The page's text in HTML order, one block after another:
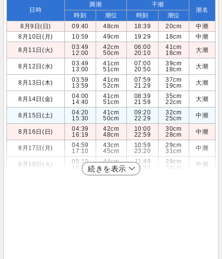
日時
満潮 干潮
潮名
時刻 潮位 時刻
潮位
8月9日(日)
09:40 48cm 18:39 20cm
中潮
8月10日(月)
10:59 49cm 19:29 18cm
中潮
8月11日(火)
03:49
12:00
42cm
50cm
06:00
20:10
41cm
18cm
大潮
8月12日(水)
03:49
13:00
41cm
51cm
07:00
20:50
39cm
18cm
大潮
8月13日(木)
03:59
13:59
41cm
52cm
07:59
21:29
37cm
19cm
大潮
8月14日(金)
04:00
14:40
41cm
51cm
08:39
21:59
35cm
22cm
大潮
8月15日(土)
04:20
15:30
41cm
50cm
09:20
22:29
32cm
25cm
中潮
8月16日(日)
04:39
16:19
42cm
48cm
10:00
22:59
30cm
28cm
中潮
8月17日(月)
04:59
17:10
43cm
45cm
10:59
23:20
29cm
31cm
中潮
8月18日(火)
05:10
18:10
44cm
42cm
11:49
23:40
28cm
34cm
中潮
続きを表示